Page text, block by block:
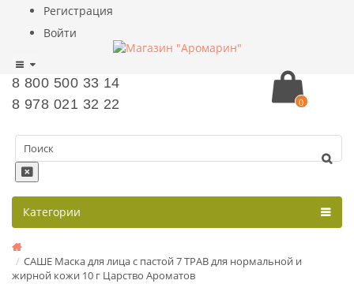
Регистрация
Войти
8 800 500 33 14
8 978 021 32 22
0
Категории
САШЕ Маска для лица с пастой 7 ТРАВ для нормальной и
жирной кожи 10 г Царство Ароматов